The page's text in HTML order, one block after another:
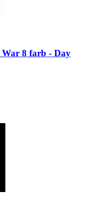
8 farb - Day